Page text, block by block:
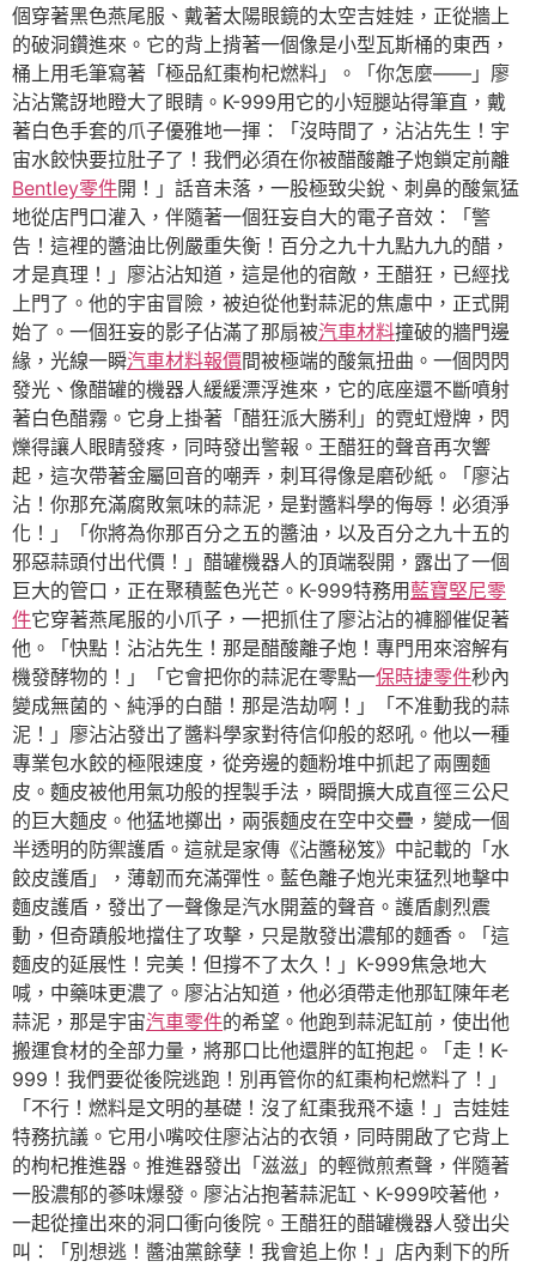
個穿著黑色燕尾服、戴著太陽眼鏡的太空吉娃娃，正從牆上
的破洞鑽進來。它的背上揹著一個像是小型瓦斯桶的東西，
桶上用毛筆寫著「極品紅棗枸杞燃料」。「你怎麼——」廖
沾沾驚訝地瞪大了眼睛。K-999用它的小短腿站得筆直，戴
著白色手套的爪子優雅地一揮：「沒時間了，沾沾先生！宇
宙水餃快要拉肚子了！我們必須在你被醋酸離子炮鎖定前離
Bentley零件開！」話音未落，一股極致尖銳、刺鼻的酸氣猛
地從店門口灌入，伴隨著一個狂妄自大的電子音效：「警
告！這裡的醬油比例嚴重失衡！百分之九十九點九九的醋，
才是真理！」廖沾沾知道，這是他的宿敵，王醋狂，已經找
上門了。他的宇宙冒險，被迫從他對蒜泥的焦慮中，正式開
始了。一個狂妄的影子佔滿了那扇被汽車材料撞破的牆門邊
緣，光線一瞬汽車材料報價間被極端的酸氣扭曲。一個閃閃
發光、像醋罐的機器人緩緩漂浮進來，它的底座還不斷噴射
著白色醋霧。它身上掛著「醋狂派大勝利」的霓虹燈牌，閃
爍得讓人眼睛發疼，同時發出警報。王醋狂的聲音再次響
起，這次帶著金屬回音的嘲弄，刺耳得像是磨砂紙。「廖沾
沾！你那充滿腐敗氣味的蒜泥，是對醬料學的侮辱！必須淨
化！」「你將為你那百分之五的醬油，以及百分之九十五的
邪惡蒜頭付出代價！」醋罐機器人的頂端裂開，露出了一個
巨大的管口，正在聚積藍色光芒。K-999特務用藍寶堅尼零
件它穿著燕尾服的小爪子，一把抓住了廖沾沾的褲腳催促著
他。「快點！沾沾先生！那是醋酸離子炮！專門用來溶解有
機發酵物的！」「它會把你的蒜泥在零點一保時捷零件秒內
變成無菌的、純淨的白醋！那是浩劫啊！」「不准動我的蒜
泥！」廖沾沾發出了醬料學家對待信仰般的怒吼。他以一種
專業包水餃的極限速度，從旁邊的麵粉堆中抓起了兩團麵
皮。麵皮被他用氣功般的捏製手法，瞬間擴大成直徑三公尺
的巨大麵皮。他猛地擲出，兩張麵皮在空中交疊，變成一個
半透明的防禦護盾。這就是家傳《沾醬秘笈》中記載的「水
餃皮護盾」，薄韌而充滿彈性。藍色離子炮光束猛烈地擊中
麵皮護盾，發出了一聲像是汽水開蓋的聲音。護盾劇烈震
動，但奇蹟般地擋住了攻擊，只是散發出濃郁的麵香。「這
麵皮的延展性！完美！但撐不了太久！」K-999焦急地大
喊，中藥味更濃了。廖沾沾知道，他必須帶走他那缸陳年老
蒜泥，那是宇宙汽車零件的希望。他跑到蒜泥缸前，使出他
搬運食材的全部力量，將那口比他還胖的缸抱起。「走！K-
999！我們要從後院逃跑！別再管你的紅棗枸杞燃料了！」
「不行！燃料是文明的基礎！沒了紅棗我飛不遠！」吉娃娃
特務抗議。它用小嘴咬住廖沾沾的衣領，同時開啟了它背上
的枸杞推進器。推進器發出「滋滋」的輕微煎煮聲，伴隨著
一股濃郁的蔘味爆發。廖沾沾抱著蒜泥缸、K-999咬著他，
一起從撞出來的洞口衝向後院。王醋狂的醋罐機器人發出尖
叫：「別想逃！醬油黨餘孽！我會追上你！」店內剩下的所